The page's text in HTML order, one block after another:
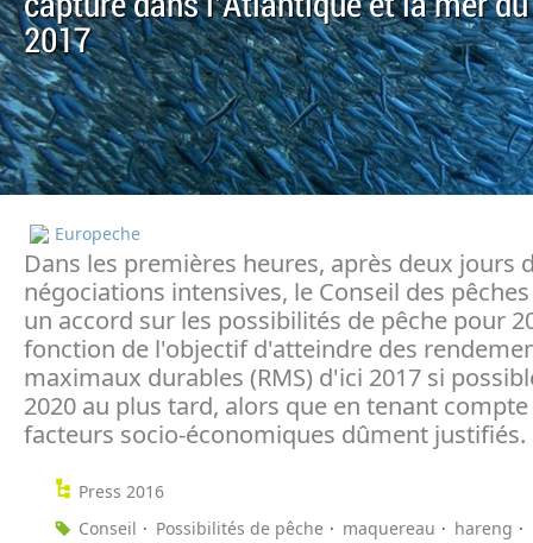
2017
Europeche
Dans les premières heures, après deux jours
négociations intensives, le Conseil des
un accord sur les possibilités de pêche pour
fonction de l'objectif d'atteindre des
maximaux durables (RMS) d'ici 2017 si
2020 au plus tard, alors que en tenant
facteurs socio-économiques dûment justifiés.
Press 2016
Conseil
Possibilités de pêche maquereau
hareng